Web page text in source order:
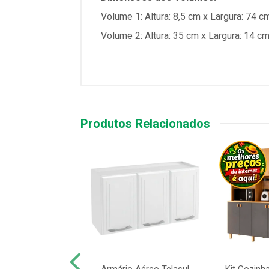
Volume 1: Altura: 8,5 cm x Largura: 74
Volume 2: Altura: 35 cm x Largura: 14
Produtos Relacionados